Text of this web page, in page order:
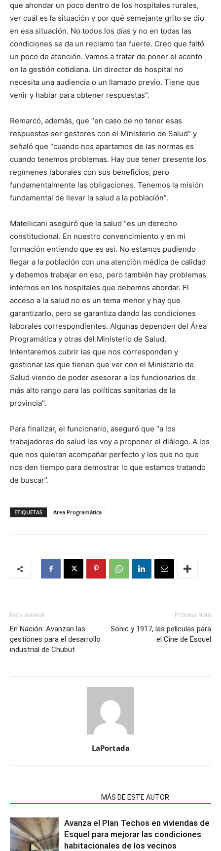
que ahondar un poco dentro de los hospitales rurales,
ver cuál es la situación y por qué semejante grito se dio
en esa situación. No todos los días y no en todas las
condiciones se da un reclamo tan fuerte. Creo que faltó
un poco de atención. Vamos a tratar de poner el acento
en la gestión cotidiana. Un director de hospital no
necesita una audiencia o un llamado previo. Tiene que
venir y hablar para obtener respuestas”.
Remarcó, además, que “en caso de no tener esas
respuestas ser gestores con el Ministerio de Salud” y
señaló que “cuando nos apartamos de las normas es
cuando tenemos problemas. Hay que tener presente los
regímenes laborales con sus beneficios, pero
fundamentalmente las obligaciones. Tenemos la misión
fundamental de llevar la salud a la población”.
Matellicani aseguró que la salud “es un derecho
constitucional. En nuestro convencimiento y en mi
formación entiendo que es así. No estamos pudiendo
llegar a la población con una atención médica de calidad
y debemos trabajar en eso, pero también hay problemas
internos en los hospitales que debemos abordar. El
acceso a la salud no es un tema menor y hay que
garantizarlo, pero se garantiza dando las condiciones
laborales correspondientes. Algunas dependen del Área
Programática y otras del Ministerio de Salud.
Intentaremos cubrir las que nos corresponden y
gestionar las que tienen que ver con el Ministerio de
Salud viendo de poder asesorar a los funcionarios de
más alto rango para las políticas sanitarias de la
provincia”.
Para finalizar, el funcionario, aseguró que “a los
trabajadores de salud les voy a proponer el diálogo. A los
que nos quieran acompañar perfecto y los que no que
nos den tiempo para demostrar lo que estamos tratando
de buscar”.
ETIQUETAS Area Programática
Nota anterior
En Nación: Avanzan las
gestiones para el desarrollo
industrial de Chubut
Próxima Nota
Sonic y 1917, las películas para
el Cine de Esquel
LaPortada
MÁS DE ESTE AUTOR
Avanza el Plan Techos en viviendas de
Esquel para mejorar las condiciones
habitacionales de los vecinos